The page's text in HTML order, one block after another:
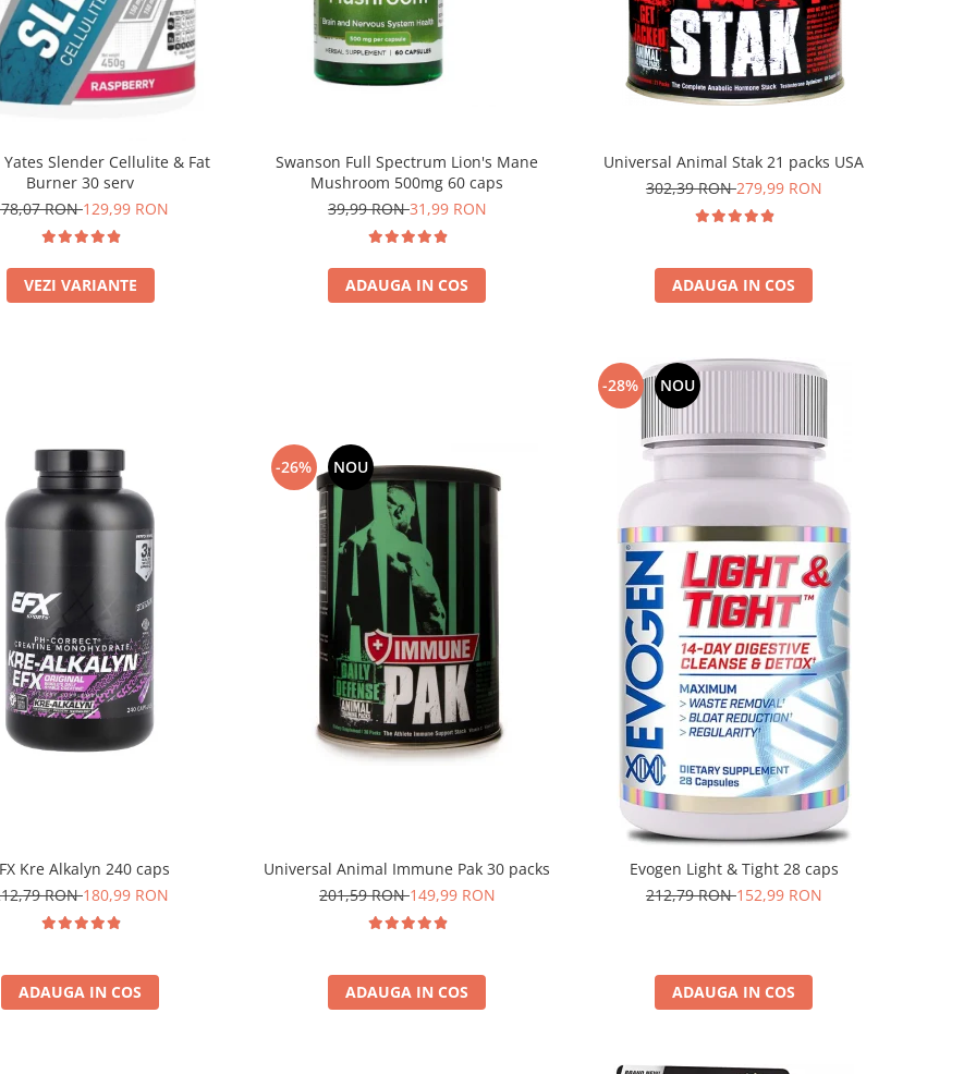
Slender Cellulite & Fat
Burner 30 serv
RON129,99 RON
VEZI VARIANTE
Swanson Full Spectrum Lion's Mane
Mushroom 500mg 60 caps
39,99 RON31,99 RON
ADAUGA IN COS
Universal Animal Stak 21 packs USA
302,39 RON279,99 RON
ADAUGA IN COS
Kre Alkalyn 240 caps
RON180,99 RON
ADAUGA IN COS
-26% NOU
Universal Animal Immune Pak 30 packs
201,59 RON149,99 RON
ADAUGA IN COS
-28% NOU
Evogen Light & Tight 28 caps
212,79 RON152,99 RON
ADAUGA IN COS